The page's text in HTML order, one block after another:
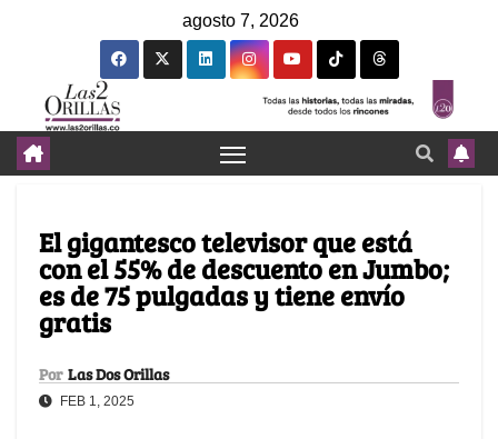
agosto 7, 2026
El gigantesco televisor que está
con el 55% de descuento en Jumbo;
es de 75 pulgadas y tiene envío
gratis
Por Las Dos Orillas
FEB 1, 2025